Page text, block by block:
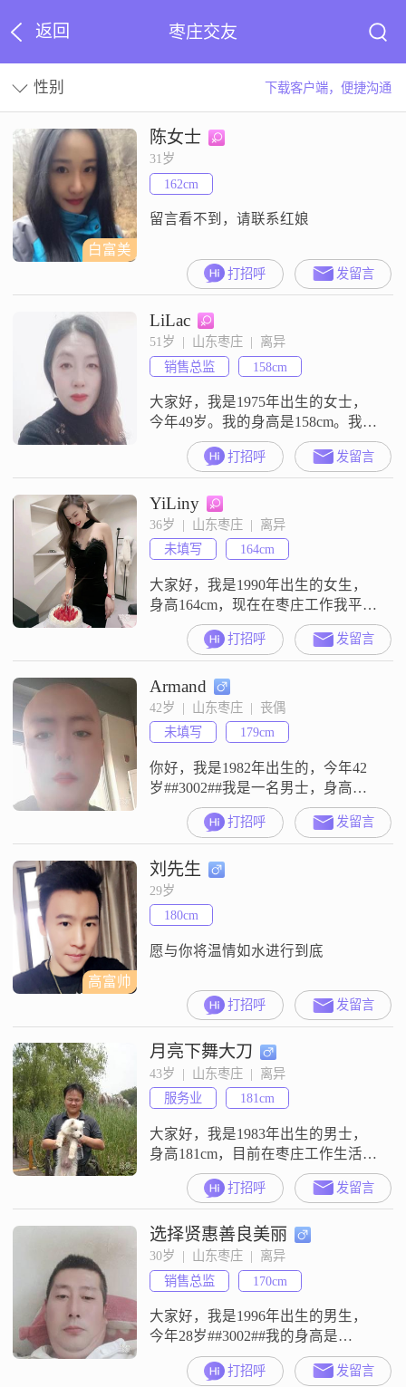
返回 枣庄交友
性别 下载客户端，便捷沟通
白富美
陈女士
31岁
162cm
留言看不到，请联系红娘
打招呼 发留言
LiLac
51岁  |  山东枣庄  |  离异
销售总监
158cm
大家好，我是1975年出生的女士，
今年49岁。我的身高是158cm。我现
在的工作地在烟台，月收入在3000
元以下，学历是高中及以下。我是
一个性格温柔体贴的人，平时也很
善解人意，比较开朗爱笑。这就是
我目前的基本情况，没有太多复杂
的内容。我来到这里，就是想通过
这样一个平台，结识一些新的朋
友。我希望能遇到一位可以聊得来
的人，
打招呼 发留言
YiLiny
36岁  |  山东枣庄  |  离异
未填写
164cm
大家好，我是1990年出生的女生，
身高164cm，现在在枣庄工作我平时
热爱生活，会注重健康管理，也在
认真追求事业上的成就##3002##我
喜欢精致生活，也享受慢节奏的日
常状态##3002##平时会关注美妆护
肤和时尚穿搭，也会在意生活中的
浪漫仪式感放缓脚步拥抱平凡日
常，三餐四季皆是温柔，用心享受
此刻独属于我的安稳欢喜
打招呼 发留言
Armand
42岁  |  山东枣庄  |  丧偶
未填写
179cm
你好，我是1982年出生的，今年42
岁##3002##我是一名男士，身高
179cm##3002##我的学历是大学本科
##3002##现在我的工作地在枣庄，
每个月的收入大概在8001元到12000
元这个区间##3002##在性格和一些
生活态度上，我是一个乐观积极的
人，平时看待事情习惯往好的方向
去想##3002##生活中我
打招呼 发留言
高富帅
刘先生
29岁
180cm
愿与你将温情如水进行到底
打招呼 发留言
月亮下舞大刀
43岁  |  山东枣庄  |  离异
服务业
181cm
大家好，我是1983年出生的男士，
身高181cm，目前在枣庄工作生活
##3002##我的学历是大学本科，月
收入在8001到12000元之间##3002##
我的性格比较稳重可靠，平时做事
也挺自信果断，同时也有耐心包容
的一面，大家也常说我成熟稳重
##3002##当然，我自认也挺幽默风
趣的，希望能给身边的人带去轻松
的氛围##
打招呼 发留言
选择贤惠善良美丽
30岁  |  山东枣庄  |  离异
销售总监
170cm
大家好，我是1996年出生的男生，
今年28岁##3002##我的身高是
170cm##3002##目前我的月收入在
3000元以下，我在枣庄工作
打招呼 发留言